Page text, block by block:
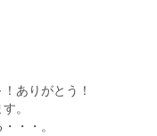
ありがとう！
。
・・。